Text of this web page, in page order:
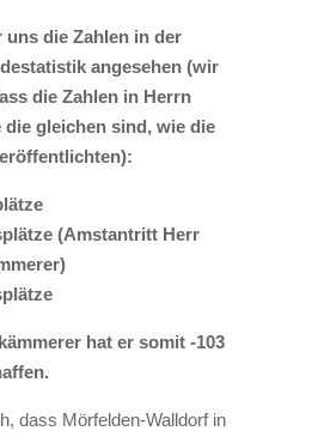
die Zahlen in der
angesehen (wir
die Zahlen in Herrn
gleichen sind, wie die
(Amstantritt Herr
hat er somit -103
dass Mörfelden-Walldorf in